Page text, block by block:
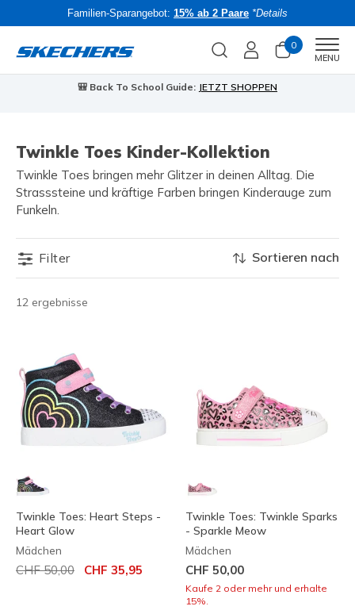
Familien-Sparangebot: 15% ab 2 Paare *Details
0
MENU
🎒 Back To School Guide: JETZT SHOPPEN
Twinkle Toes Kinder-Kollektion
Twinkle Toes bringen mehr Glitzer in deinen Alltag. Die
Strasssteine und kräftige Farben bringen Kinderauge zum
Funkeln.
Filter
12 ergebnisse
Sortieren nach
Twinkle Toes: Heart Steps -
Heart Glow
Mädchen
Reduziert von
CHF 50,00 auf
CHF 35,95
Twinkle Toes: Twinkle Sparks
- Sparkle Meow
Mädchen
CHF 50,00
Kaufe 2 oder mehr und erhalte
15%.